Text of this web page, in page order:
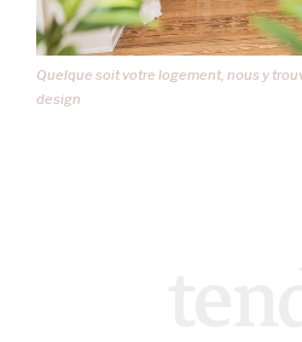
Quelque soit votre logement, nous y
design